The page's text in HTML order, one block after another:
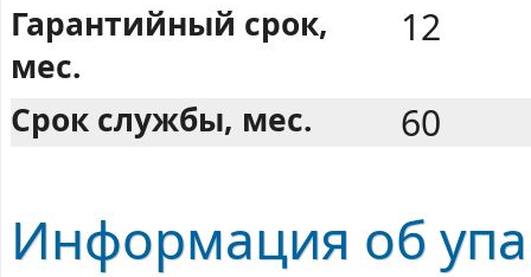
Гарантийный срок,
мес.
12
Срок службы, мес. 60
Информация об